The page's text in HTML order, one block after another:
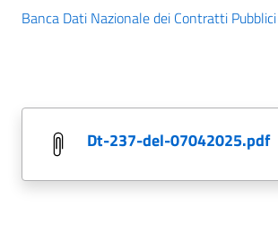
Banca Dati Nazionale dei Contratti Pubblici
dt-237-del-07042025.pdf